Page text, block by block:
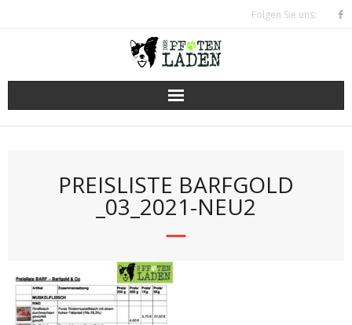
Folgen Sie uns:
PREISLISTE BARFGOLD
_03_2021-NEU2